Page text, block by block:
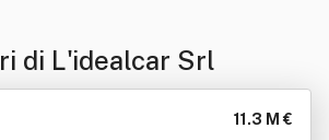
di L'idealcar Srl
11.3 M €